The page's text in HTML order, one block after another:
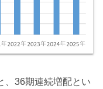
、36期連続増配とい